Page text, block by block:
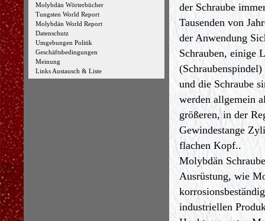
Molybdän Wörterbücher
Tungsten World Report
Molybdän World Report
Datenschutz
Umgebungen Politik
Geschäftsbedingungen
Meinung
Links Austausch & Liste
der Schraube
Tausenden von
der Anwendung
Schrauben, einige
und die Schraube
werden allgemein
größeren, in der
Gewindestange
flachen Kopf..
Molybdän
Ausrüstung, wie
industriellen